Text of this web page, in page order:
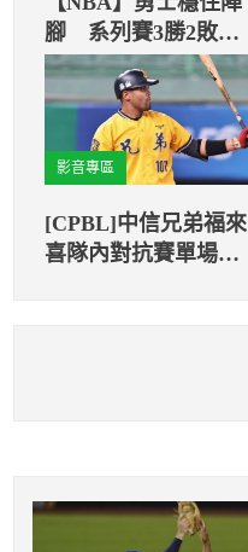
腳 系列賽3勝2敗取
得聽牌
影音專區
[CPBL]中信兄弟福來
喜隊內對抗賽單場敲2